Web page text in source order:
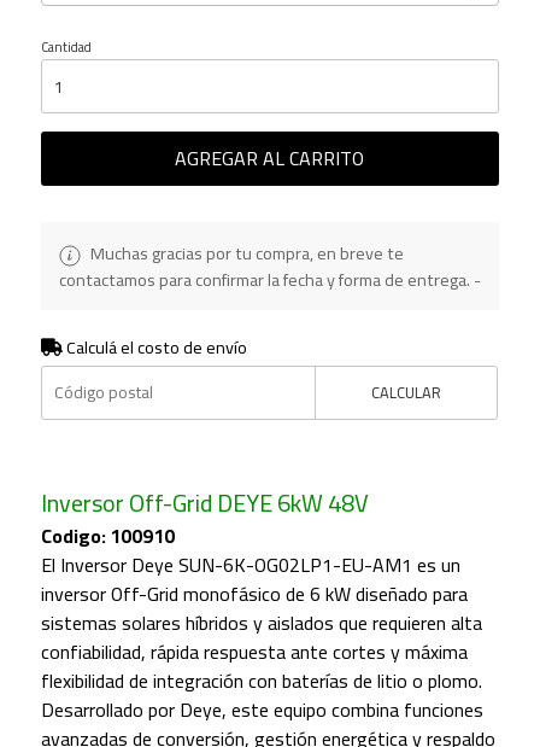
Cantidad
AGREGAR AL CARRITO
Muchas gracias por tu compra, en breve te
contactamos para confirmar la fecha y forma de entrega. -
Calculá el costo de envío
CALCULAR
Inversor Off-Grid DEYE 6kW 48V
Codigo: 100910
El Inversor Deye SUN-6K-OG02LP1-EU-AM1 es un
inversor Off-Grid monofásico de 6 kW diseñado para
sistemas solares híbridos y aislados que requieren alta
confiabilidad, rápida respuesta ante cortes y máxima
flexibilidad de integración con baterías de litio o plomo.
Desarrollado por Deye, este equipo combina funciones
avanzadas de conversión, gestión energética y respaldo